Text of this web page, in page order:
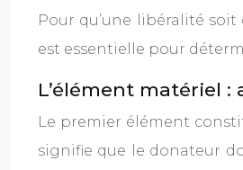
Pour qu’une libéralité
est essentielle pour
L’élément matériel
Le premier élément
signifie que le donateur